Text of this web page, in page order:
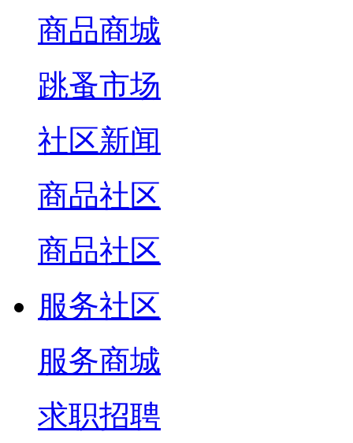
商品商城
跳蚤市场
社区新闻
商品社区
商品社区
服务社区
服务商城
求职招聘